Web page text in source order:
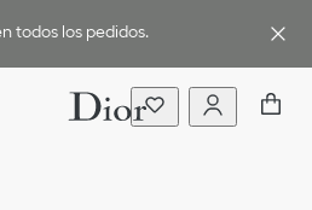
Otoño-Invierno 2026-2027
todos los pedidos.